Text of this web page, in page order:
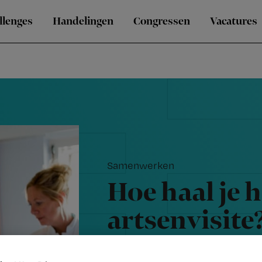
Handelingen Congressen Vacatures
Samenwerken
Hoe haal je